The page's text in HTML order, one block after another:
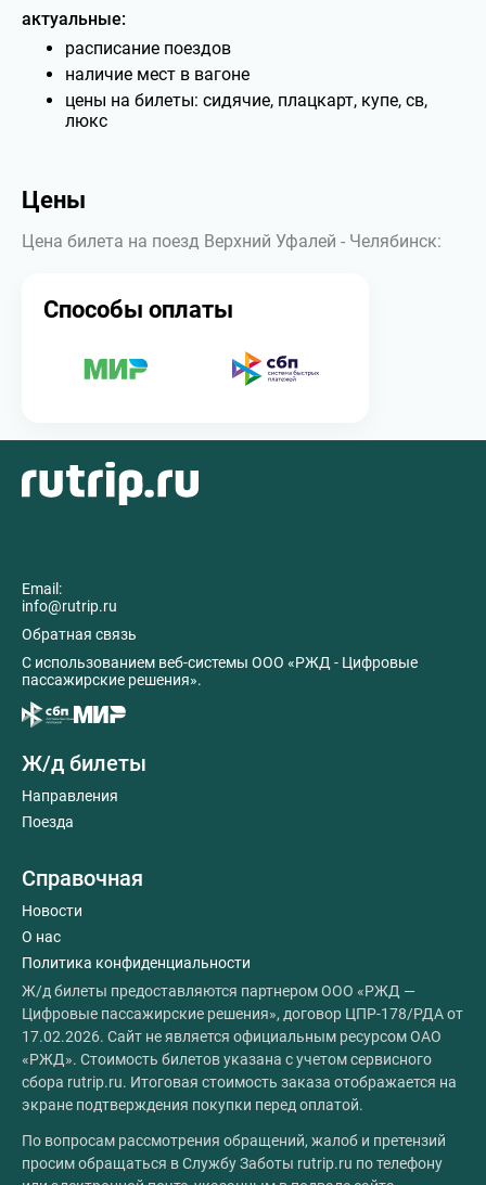
актуальные:
расписание поездов
наличие мест в вагоне
цены на билеты: сидячие, плацкарт, купе, св,
люкс
Цены
Цена билета на поезд Верхний Уфалей - Челябинск:
Способы оплаты
Email:
info@rutrip.ru
Обратная связь
C использованием веб-системы ООО «РЖД - Цифровые
пассажирские решения».
Ж/д билеты
Направления
Поезда
Справочная
Новости
О нас
Политика конфиденциальности
Ж/д билеты предоставляются партнером ООО «РЖД —
Цифровые пассажирские решения», договор ЦПР-178/РДА от
17.02.2026. Сайт не является официальным ресурсом ОАО
«РЖД». Стоимость билетов указана с учетом сервисного
сбора rutrip.ru. Итоговая стоимость заказа отображается на
экране подтверждения покупки перед оплатой.
По вопросам рассмотрения обращений, жалоб и претензий
просим обращаться в Службу Заботы rutrip.ru по телефону